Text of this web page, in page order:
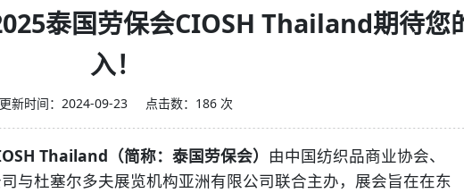
泰国劳保会CIOSH Thailand期待您
入！
更新时间：2024-09-23 点击数：186 次
Thailand （简称：泰国劳保会） 由中国纺织品商业协会、
与杜塞尔多夫展览机构亚洲有限公司联合主办，展会旨在在东